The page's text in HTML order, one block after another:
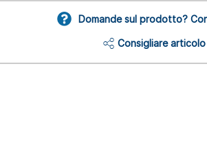
Domande sul prodotto?
Consigliare articolo